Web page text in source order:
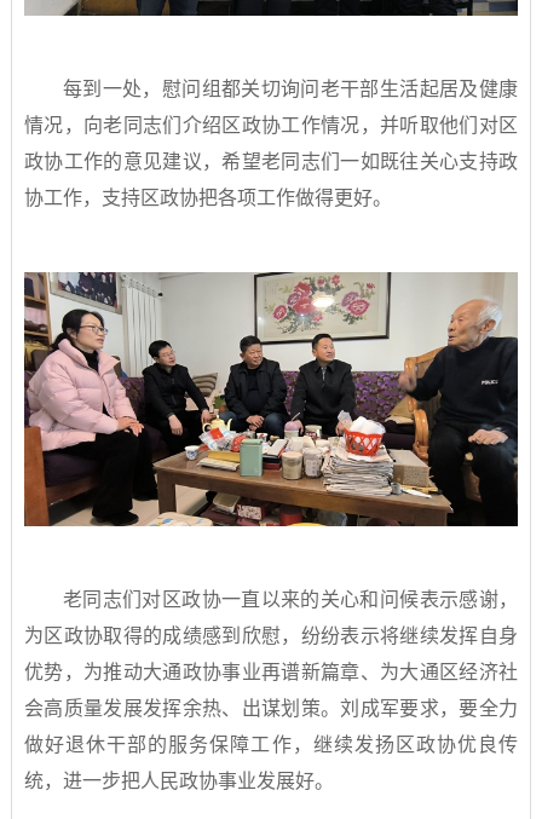
每到一处，慰问组都关切询问老干部生活起居及健康
情况，向老同志们介绍区政协工作情况，并听取他们对区
政协工作的意见建议，希望老同志们一如既往关心支持政
协工作，支持区政协把各项工作做得更好。
老同志们对区政协一直以来的关心和问候表示感谢，
为区政协取得的成绩感到欣慰，纷纷表示将继续发挥自身
优势，为推动大通政协事业再谱新篇章、为大通区经济社
会高质量发展发挥余热、出谋划策。刘成军要求，要全力
做好退休干部的服务保障工作，继续发扬区政协优良传
统，进一步把人民政协事业发展好。